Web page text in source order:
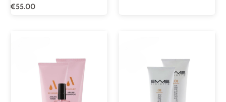
€55.00